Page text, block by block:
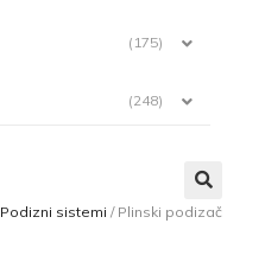
(175)
(248)
Podizni sistemi / Plinski podizač